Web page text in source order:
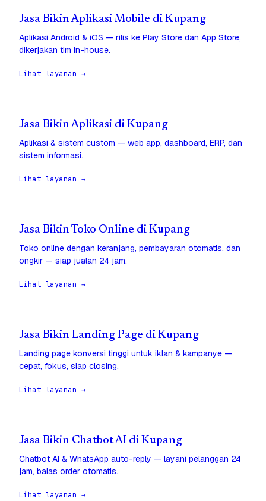
Jasa Bikin Aplikasi Mobile di Kupang
Aplikasi Android & iOS — rilis ke Play Store dan App Store,
dikerjakan tim in-house.
Lihat layanan →
Jasa Bikin Aplikasi di Kupang
Aplikasi & sistem custom — web app, dashboard, ERP, dan
sistem informasi.
Lihat layanan →
Jasa Bikin Toko Online di Kupang
Toko online dengan keranjang, pembayaran otomatis, dan
ongkir — siap jualan 24 jam.
Lihat layanan →
Jasa Bikin Landing Page di Kupang
Landing page konversi tinggi untuk iklan & kampanye —
cepat, fokus, siap closing.
Lihat layanan →
Jasa Bikin Chatbot AI di Kupang
Chatbot AI & WhatsApp auto-reply — layani pelanggan 24
jam, balas order otomatis.
Lihat layanan →